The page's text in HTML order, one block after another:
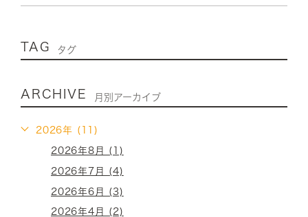
TAG タグ
ARCHIVE 月別アーカイブ
2026年 (11)
2026年8月 (1)
2026年7月 (4)
2026年6月 (3)
2026年4月 (2)